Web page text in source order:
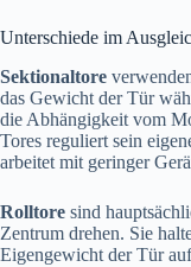
Unterschiede im
Sektionaltore
das Gewicht der Tür
die Abhängigkeit vom
Tores reguliert sein
arbeitet mit geringer
Rolltore sind
Zentrum drehen. Sie
Eigengewicht der Tür